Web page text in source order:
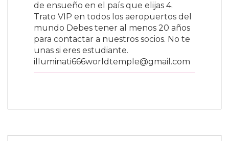
de ensueño en el país que elijas 4.
Trato VIP en todos los aeropuertos del
mundo Debes tener al menos 20 años
para contactar a nuestros socios. No te
unas si eres estudiante.
illuminati666worldtemple@gmail.com